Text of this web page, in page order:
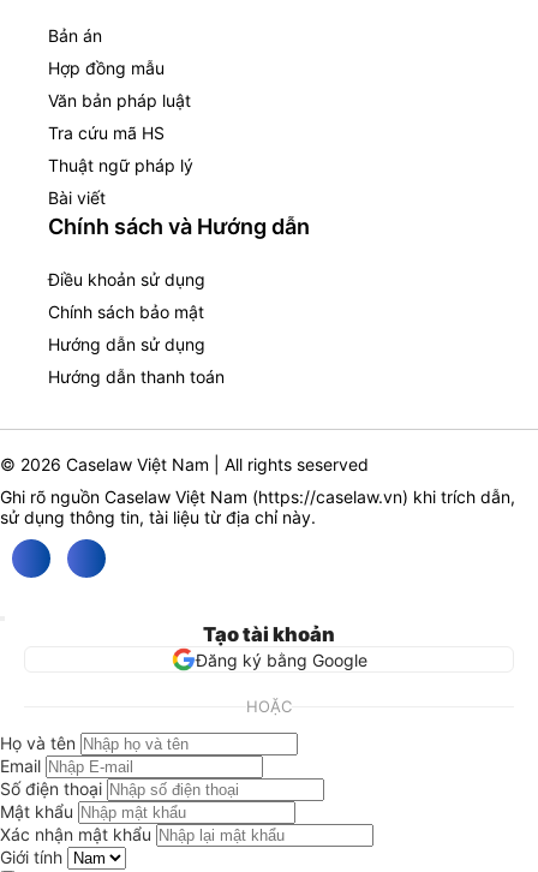
Bản án
Hợp đồng mẫu
Văn bản pháp luật
Tra cứu mã HS
Thuật ngữ pháp lý
Bài viết
Chính sách và Hướng dẫn
Điều khoản sử dụng
Chính sách bảo mật
Hướng dẫn sử dụng
Hướng dẫn thanh toán
© 2026 Caselaw Việt Nam | All rights seserved
Ghi rõ nguồn Caselaw Việt Nam (https://caselaw.vn) khi trích dẫn,
sử dụng thông tin, tài liệu từ địa chỉ này.
Tạo tài khoản
Đăng ký bằng Google
HOẶC
Họ và tên
Email
Số điện thoại
Mật khẩu
Xác nhận mật khẩu
Giới tính